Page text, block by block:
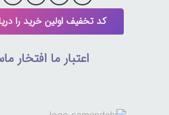
کد تخفیف اولین خرید را
اعتبار ما افتخار